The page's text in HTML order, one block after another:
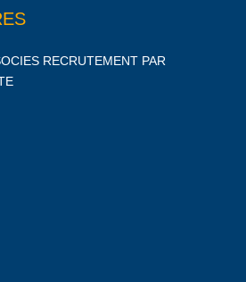
RECRUTEMENT PAR